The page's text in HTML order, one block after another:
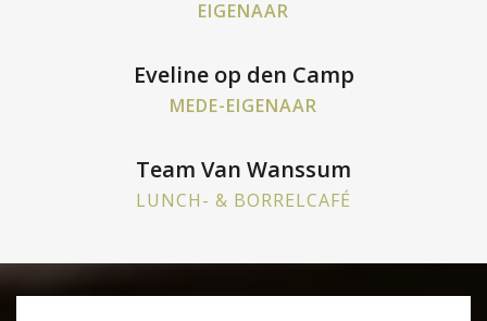
EIGENAAR
Eveline op den Camp
MEDE-EIGENAAR
Team Van Wanssum
LUNCH- & BORRELCAFÉ